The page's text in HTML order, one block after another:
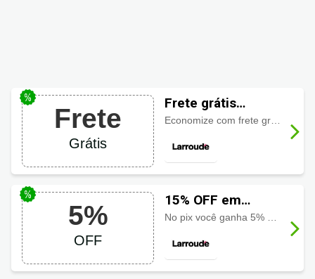
Frete
Grátis
Frete grátis
Larroudé
5%
OFF
15% OFF em
Larroudé a vista